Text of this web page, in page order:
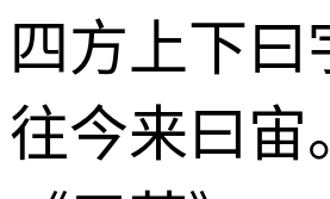
四方上下曰
往今来曰